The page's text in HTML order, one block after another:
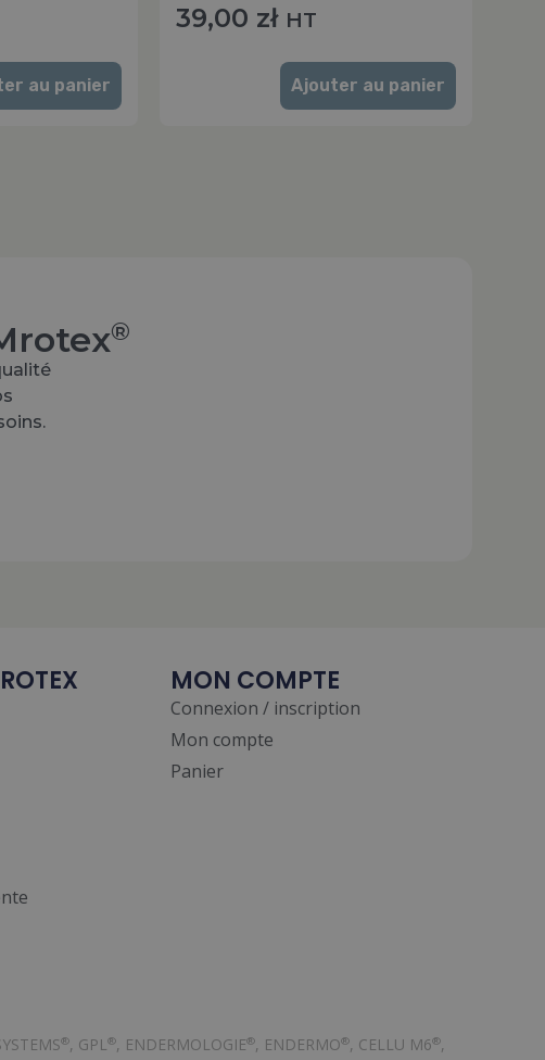
au panier
39,00 zł HT
Ajouter au panier
®
MON COMPTE
Connexion / inscription
Mon compte
Panier
®, GPL ®, ENDERMOLOGIE®, ENDERMO®, CELLU M6®,